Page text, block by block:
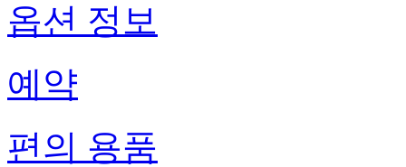
옵션 정보
예약
편의 용품